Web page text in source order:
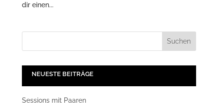
dir einen...
NEUESTE BEITRÄGE
Sessions mit Paaren